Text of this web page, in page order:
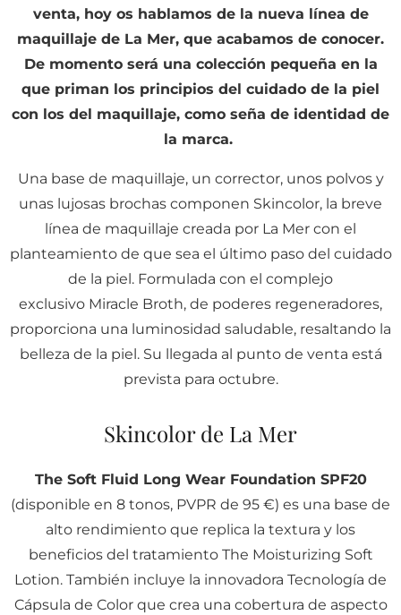
venta, hoy os hablamos de la nueva línea de
maquillaje de La Mer, que acabamos de conocer.
De momento será una colección pequeña en la
que priman los principios del cuidado de la piel
con los del maquillaje, como seña de identidad de
la marca.
Una base de maquillaje, un corrector, unos polvos y
unas lujosas brochas componen Skincolor, la breve
línea de maquillaje creada por La Mer con el
planteamiento de que sea el último paso del cuidado
de la piel. Formulada con el complejo
exclusivo Miracle Broth, de poderes regeneradores,
proporciona una luminosidad saludable, resaltando la
belleza de la piel. Su llegada al punto de venta está
prevista para octubre.
Skincolor de La Mer
The Soft Fluid Long Wear Foundation SPF20
(disponible en 8 tonos, PVPR de 95 €) es una base de
alto rendimiento que replica la textura y los
beneficios del tratamiento The Moisturizing Soft
Lotion. También incluye la innovadora Tecnología de
Cápsula de Color que crea una cobertura de aspecto